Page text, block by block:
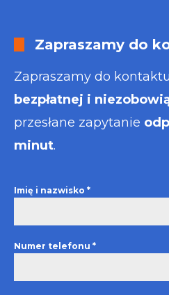
Zapraszamy do
Zapraszamy do
bezpłatnej i
przesłane zapytanie
minut.
Imię i nazwisko *
Numer telefonu *